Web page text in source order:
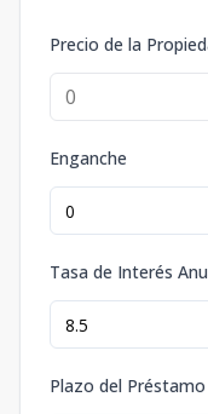
Precio de la
Enganche
Tasa de Interés
Plazo del